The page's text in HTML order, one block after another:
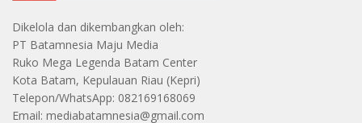
Dikelola dan dikembangkan oleh:
PT Batamnesia Maju Media
Ruko Mega Legenda Batam Center
Kota Batam, Kepulauan Riau (Kepri)
Telepon/WhatsApp: 082169168069
Email: mediabatamnesia@gmail.com